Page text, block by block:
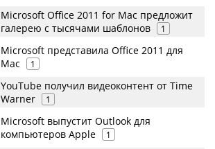
Microsoft Office 2011 for Mac предложит
галерею с тысячами шаблонов
1
Microsoft представила Office 2011 для
Mac
1
YouTube получил видеоконтент от Time
Warner
1
Microsoft выпустит Outlook для
компьютеров Apple
1